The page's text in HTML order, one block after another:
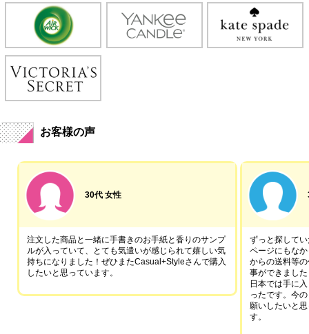
お客様の声
30代 女性
注文した商品と一緒に手書きのお手紙と香りのサンプ
ルが入っていて、とても気遣いが感じられて嬉しい気
持ちになりました！ぜひまたCasual+Styleさんで購入
したいと思っています。
ずっと探して
ページにもな
からの送料等
事ができました
日本では手に
ったです。今
願いしたいと
す。